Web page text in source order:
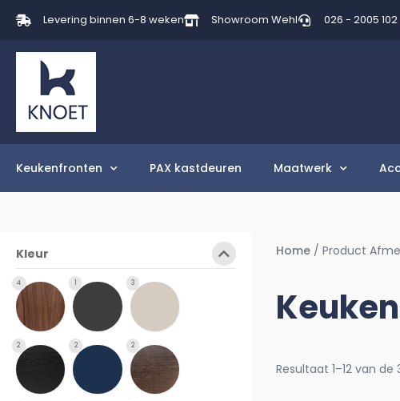
Levering binnen 6-8 weken Showroom Wehl 026 - 2005 102
Keukenfronten PAX kastdeuren Maatwerk
Kleur
4 1 3
2 2 2
Home / Product
Resultaat 1–12 van